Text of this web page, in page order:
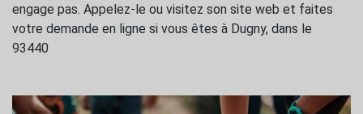
engage pas. Appelez-le ou visitez son site web et faites
votre demande en ligne si vous êtes à Dugny, dans le
93440